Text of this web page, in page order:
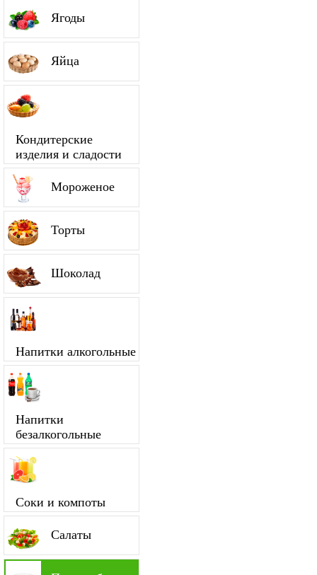
Ягоды
Яйца
Кондитерские
изделия и сладости
Мороженое
Торты
Шоколад
Напитки алкогольные
Напитки
безалкогольные
Соки и компоты
Салаты